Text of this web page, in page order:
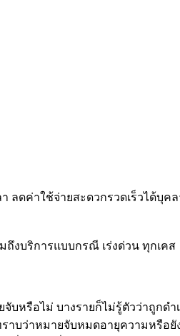
ลดค่าใช้จ่ายสะดวกรวดเร็วได้บุ
ถึงบริการแบบกรณี เร่งด่วน ทุกเคส
หรือไม่ บางรายก็ไม่รู้ตัวว่าถูกด
าบว่าหมายจับหมดอายุความหรือ